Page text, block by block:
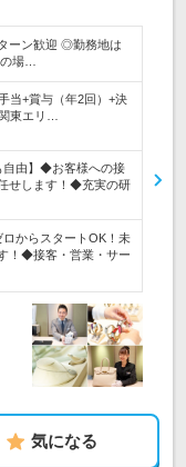
ーン歓迎 ◎勤務地は
場…
当+賞与（年2回）+決
東エリ…
自由】◆お客様への接
せします！◆充実の研
からスタートOK！未
！◆接客・営業・サー
気になる